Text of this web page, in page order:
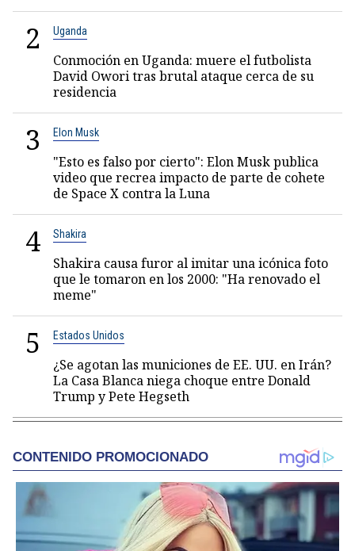
2 Uganda
Conmoción en Uganda: muere el futbolista
David Owori tras brutal ataque cerca de su
residencia
3 Elon Musk
"Esto es falso por cierto": Elon Musk publica
video que recrea impacto de parte de cohete
de Space X contra la Luna
4 Shakira
Shakira causa furor al imitar una icónica foto
que le tomaron en los 2000: "Ha renovado el
meme"
5 Estados Unidos
¿Se agotan las municiones de EE. UU. en Irán?
La Casa Blanca niega choque entre Donald
Trump y Pete Hegseth